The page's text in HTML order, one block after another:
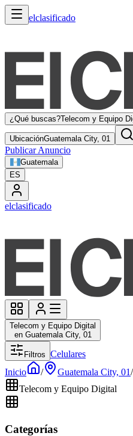
elclasificado
¿Qué buscas?Telecom y Equipo
UbicaciónGuatemala City, 01
Publicar Anuncio
Guatemala
ES
elclasificado
Telecom y Equipo Digital
en Guatemala City, 01
Filtros Celulares
Inicio
/ Guatemala City, 01/
Telecom y Equipo Digital
Categorías